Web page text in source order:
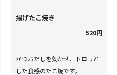
揚げたこ焼き
520円
かつおだしを効かせ、トロリと
した食感のたこ焼です。